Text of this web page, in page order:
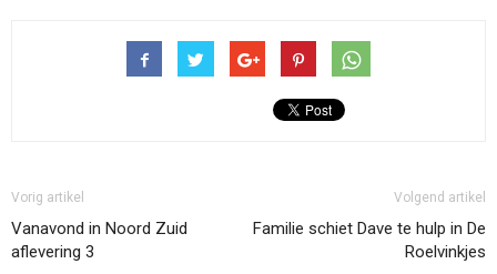
Vorig artikel
Vanavond in Noord Zuid
aflevering 3
Volgend artikel
Familie schiet Dave te hulp in De
Roelvinkjes